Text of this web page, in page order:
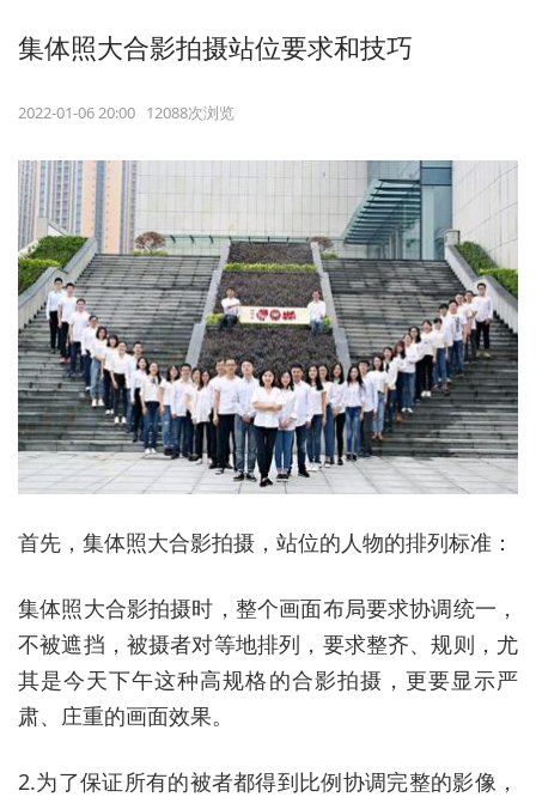
集体照大合影拍摄站位要求和技巧
2022-01-06 20:00 12088次浏览
首先，集体照大合影拍摄，站位的人物的排列标准：
集体照大合影拍摄时，整个画面布局要求协调统一，
不被遮挡，被摄者对等地排列，要求整齐、规则，尤
其是今天下午这种高规格的合影拍摄，更要显示严
肃、庄重的画面效果。
2.为了保证所有的被者都得到比例协调完整的影像，